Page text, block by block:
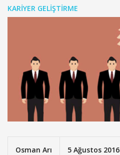
KARIYER GELIŞTIRME
Osman Arı 5 Ağustos 2016